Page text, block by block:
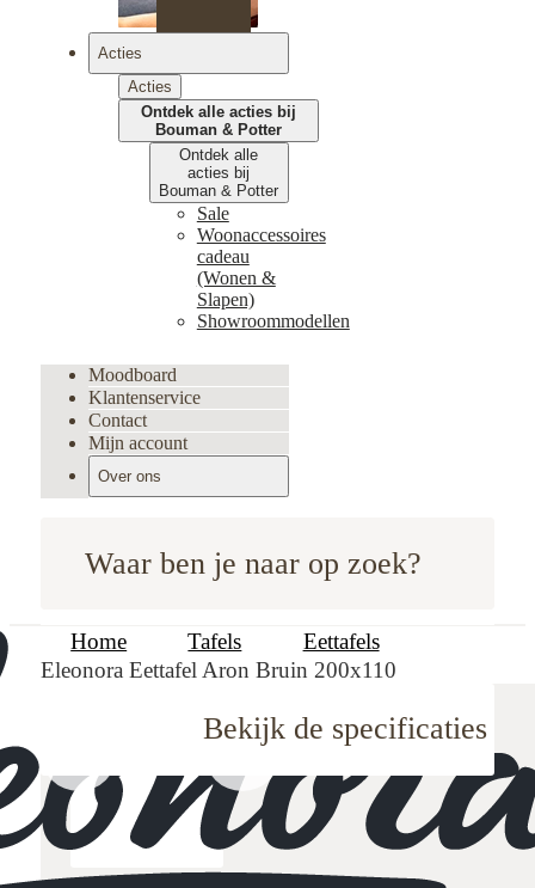
Waar ben je naar op zoek?
Acties
Acties
Ontdek alle acties bij
Bouman & Potter
Ontdek alle
acties bij
Bouman & Potter
Sale
Woonaccessoires
cadeau
(Wonen &
Slapen)
Showroommodellen
Moodboard
Klantenservice
Contact
Mijn account
Over ons
Home Tafels
Eettafels
Eleonora Eettafel Aron Bruin 200x110
Bekijk de specificaties